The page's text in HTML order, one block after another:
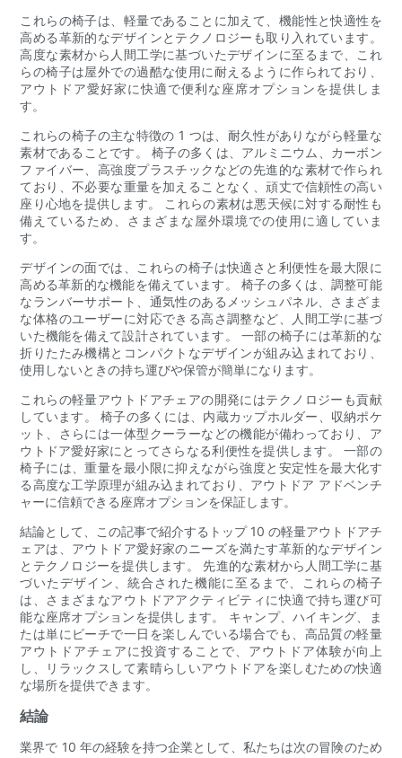
これらの椅子は、軽量であることに加えて、機能性と快適性を
高める革新的なデザインとテクノロジーも取り入れています。
高度な素材から人間工学に基づいたデザインに至るまで、これ
らの椅子は屋外での過酷な使用に耐えるように作られており、
アウトドア愛好家に快適で便利な座席オプションを提供しま
す。
これらの椅子の主な特徴の 1 つは、耐久性がありながら軽量な
素材であることです。 椅子の多くは、アルミニウム、カーボン
ファイバー、高強度プラスチックなどの先進的な素材で作られ
ており、不必要な重量を加えることなく、頑丈で信頼性の高い
座り心地を提供します。 これらの素材は悪天候に対する耐性も
備えているため、さまざまな屋外環境での使用に適していま
す。
デザインの面では、これらの椅子は快適さと利便性を最大限に
高める革新的な機能を備えています。 椅子の多くは、調整可能
なランバーサポート、通気性のあるメッシュパネル、さまざま
な体格のユーザーに対応できる高さ調整など、人間工学に基づ
いた機能を備えて設計されています。 一部の椅子には革新的な
折りたたみ機構とコンパクトなデザインが組み込まれており、
使用しないときの持ち運びや保管が簡単になります。
これらの軽量アウトドアチェアの開発にはテクノロジーも貢献
しています。 椅子の多くには、内蔵カップホルダー、収納ポケ
ット、さらには一体型クーラーなどの機能が備わっており、ア
ウトドア愛好家にとってさらなる利便性を提供します。 一部の
椅子には、重量を最小限に抑えながら強度と安定性を最大化す
る高度な工学原理が組み込まれており、アウトドア アドベンチ
ャーに信頼できる座席オプションを保証します。
結論として、この記事で紹介するトップ 10 の軽量アウトドアチ
ェアは、アウトドア愛好家のニーズを満たす革新的なデザイン
とテクノロジーを提供します。 先進的な素材から人間工学に基
づいたデザイン、統合された機能に至るまで、これらの椅子
は、さまざまなアウトドアアクティビティに快適で持ち運び可
能な座席オプションを提供します。 キャンプ、ハイキング、ま
たは単にビーチで一日を楽しんでいる場合でも、高品質の軽量
アウトドアチェアに投資することで、アウトドア体験が向上
し、リラックスして素晴らしいアウトドアを楽しむための快適
な場所を提供できます。
結論
業界で 10 年の経験を持つ企業として、私たちは次の冒険のため